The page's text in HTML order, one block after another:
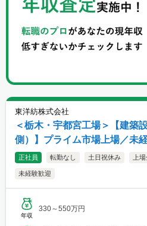
東洋紡株式会社
＜栃木・宇都宮工場＞【建築
側）】プライム市場上場／未
正社員 転勤なし 土日祝休み 上
未経験歓迎
年収
330～550万円